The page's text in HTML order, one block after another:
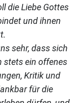
die Liebe Gottes
und ihnen
sehr, dass sich
stets ein offenes
Kritik und
für die